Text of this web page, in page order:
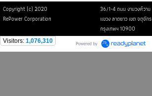
Copyright (c) 2020
36/1-4 ถนน งามวงศ์วาน
RePower Corporation
แขวง ลาดยาว เขต จตุจักร
กรุงเทพฯ 10900
Visitors: 1,076,310